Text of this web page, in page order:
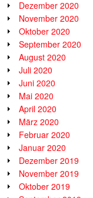
Dezember 2020
November 2020
Oktober 2020
September 2020
August 2020
Juli 2020
Juni 2020
Mai 2020
April 2020
März 2020
Februar 2020
Januar 2020
Dezember 2019
November 2019
Oktober 2019